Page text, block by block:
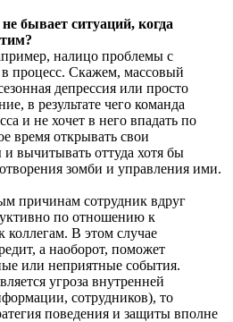
бывает ситуаций, когда
налицо проблемы с
процесс. Скажем, массовый
депрессия или просто
в результате чего команда
и не хочет в него впадать по
время открывать свои
вычитывать оттуда хотя бы
зомби и управления ими.
причинам сотрудник вдруг
по отношению к
В этом случае
а наоборот, поможет
или неприятные события.
угроза внутренней
сотрудников), то
поведения и защиты вполне